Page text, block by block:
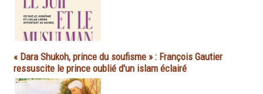
« Dara Shukoh, prince du soufisme » : François Gautier
ressuscite le prince oublié d'un islam éclairé